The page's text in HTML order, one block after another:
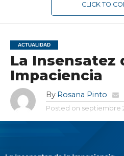
CLICK TO
ACTUALIDAD
La Insensatez
Impaciencia
By Rosana Pinto
Posted on septiembre